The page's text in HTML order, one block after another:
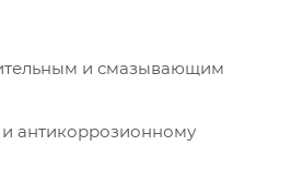
и смазывающим
и антикоррозионному